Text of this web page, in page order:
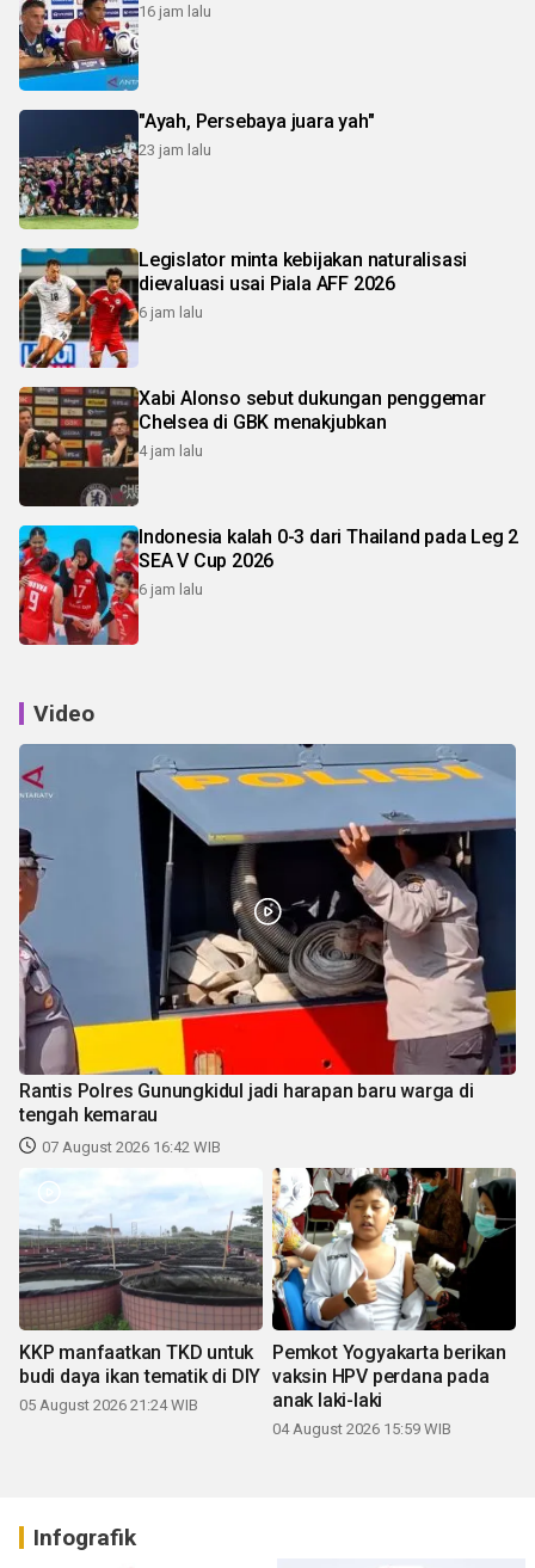
16 jam lalu
"Ayah, Persebaya juara yah"
23 jam lalu
Legislator minta kebijakan naturalisasi
dievaluasi usai Piala AFF 2026
6 jam lalu
Xabi Alonso sebut dukungan penggemar
Chelsea di GBK menakjubkan
4 jam lalu
Indonesia kalah 0-3 dari Thailand pada Leg 2
SEA V Cup 2026
6 jam lalu
Video
Rantis Polres Gunungkidul jadi harapan baru warga di
tengah kemarau
07 August 2026 16:42 WIB
KKP manfaatkan TKD untuk
budi daya ikan tematik di DIY
05 August 2026 21:24 WIB
Pemkot Yogyakarta berikan
vaksin HPV perdana pada
anak laki-laki
04 August 2026 15:59 WIB
Infografik